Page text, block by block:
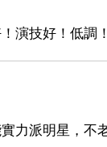
演技好！低調
力派明星，不